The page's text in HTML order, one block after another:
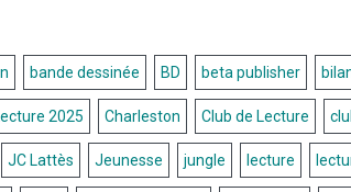
bande dessinée BD beta publisher
2025 Charleston Club de Lecture
JC Lattès Jeunesse jungle lecture